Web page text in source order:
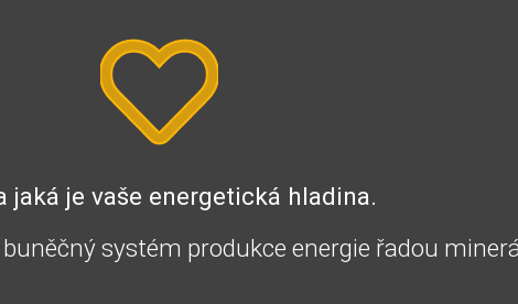
jaká je vaše energetická hladina.
systém produkce energie řadou